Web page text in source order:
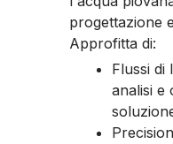
progettazione
Approfitta di:
Flussi di
analisi e